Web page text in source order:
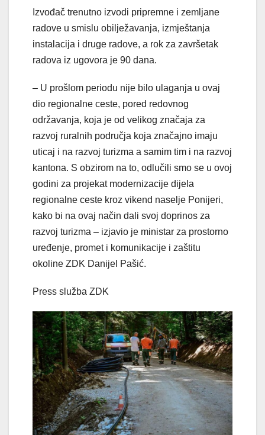
Izvođač trenutno izvodi pripremne i zemljane
radove u smislu obilježavanja, izmještanja
instalacija i druge radove, a rok za završetak
radova iz ugovora je 90 dana.
– U prošlom periodu nije bilo ulaganja u ovaj
dio regionalne ceste, pored redovnog
održavanja, koja je od velikog značaja za
razvoj ruralnih područja koja značajno imaju
uticaj i na razvoj turizma a samim tim i na razvoj
kantona. S obzirom na to, odlučili smo se u ovoj
godini za projekat modernizacije dijela
regionalne ceste kroz vikend naselje Ponijeri,
kako bi na ovaj način dali svoj doprinos za
razvoj turizma – izjavio je ministar za prostorno
uređenje, promet i komunikacije i zaštitu
okoline ZDK Danijel Pašić.
Press služba ZDK